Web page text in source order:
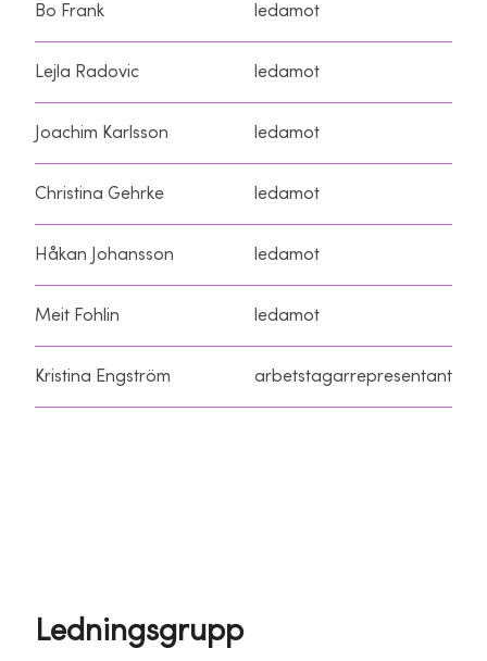
Bo Frank ledamot
Lejla Radovic ledamot
Joachim Karlsson ledamot
Christina Gehrke ledamot
Håkan Johansson ledamot
Meit Fohlin ledamot
Kristina Engström arbetstagarrepresentant
Ledningsgrupp